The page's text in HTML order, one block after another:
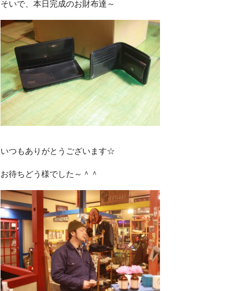
そいで、本日完成のお財布達～
いつもありがとうございます☆
お待ちどう様でした～＾＾